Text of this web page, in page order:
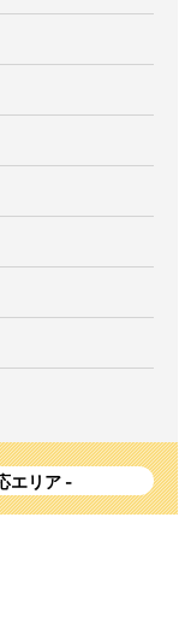
エリア -